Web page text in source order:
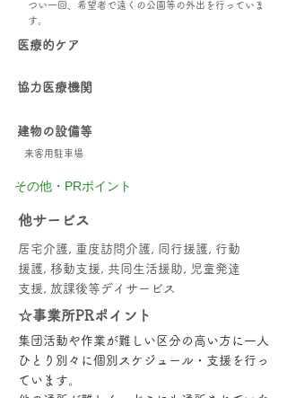
つい一回、希望者で遠くの公園等の外出を行っていま
す。
医療的ケア
協力医療機関
建物の設備等
来客用駐車場
その他・PRポイント
他サービス
居宅介護, 重度訪問介護, 同行援護, 行動
援護, 移動支援, 共同生活援助, 児童発達
支援, 放課後等デイサービス
☆事業所PRポイント
集団活動や作業が難しい区分の高い方に一人
ひとり別々に個別スケジュール・支援を行っ
ています。